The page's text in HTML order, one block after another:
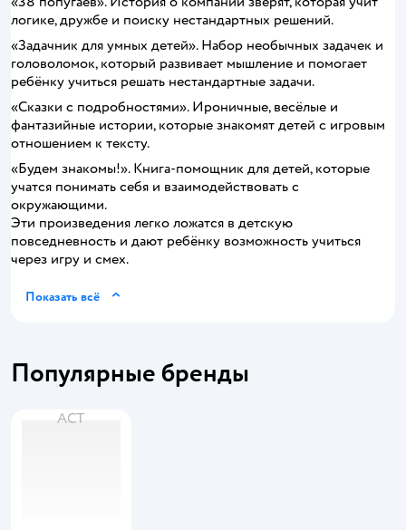
логике, дружбе и поиску нестандартных решений.
«Задачник для умных детей». Набор необычных задачек и
головоломок, который развивает мышление и помогает
ребёнку учиться решать нестандартные задачи.
«Сказки с подробностями». Ироничные, весёлые и
фантазийные истории, которые знакомят детей с игровым
отношением к тексту.
«Будем знакомы!». Книга-помощник для детей, которые
учатся понимать себя и взаимодействовать с
окружающими.
Эти произведения легко ложатся в детскую
повседневность и дают ребёнку возможность учиться
через игру и смех.
Показать всё
Популярные бренды
АСТ